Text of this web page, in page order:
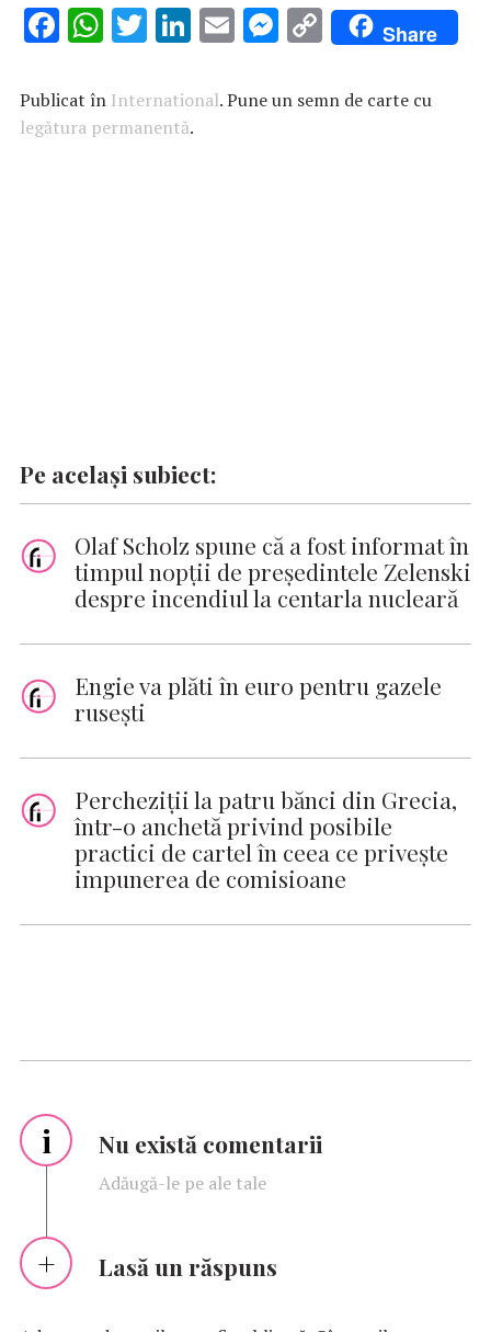
F
e
b
W
at
s
T
it
te
Li
k
e
E
ai
M
se
C
o
p
Share
Publicat în International. Pune un semn de carte cu
legătura permanentă.
Pe același subiect:
Olaf Scholz spune că a fost informat în
timpul nopţii de preşedintele Zelenski
despre incendiul la centarla nucleară
Engie va plăti în euro pentru gazele
ruseşti
Percheziții la patru bănci din Grecia,
într-o anchetă privind posibile
practici de cartel în ceea ce privește
impunerea de comisioane
i Nu există comentarii
Adăugă-le pe ale tale
Lasă un răspuns